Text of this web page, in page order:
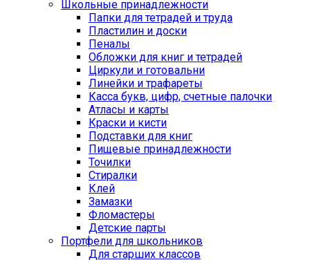
Школьные принадлежности
Папки для тетрадей и труда
Пластилин и доски
Пеналы
Обложки для книг и тетрадей
Циркули и готовальни
Линейки и трафареты
Касса букв, цифр, счетные палочки
Атласы и карты
Краски и кисти
Подставки для книг
Пищевые принадлежности
Точилки
Стиралки
Клей
Замазки
Фломастеры
Детские парты
Портфели для школьников
Для старших классов